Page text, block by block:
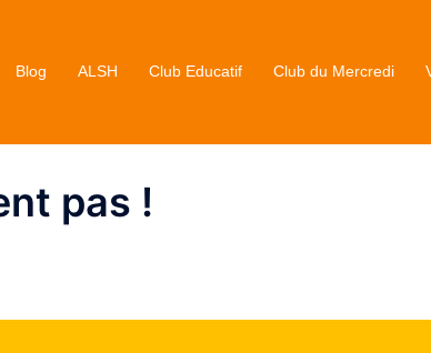
Blog ALSH Club Educatif Club du Mercredi
pas !